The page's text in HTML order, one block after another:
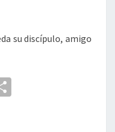
su discípulo, amigo